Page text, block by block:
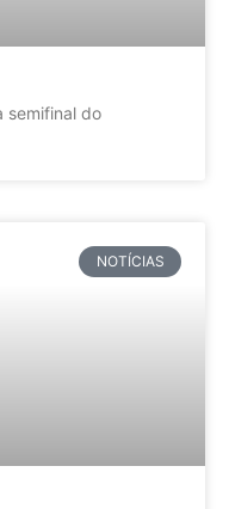
semifinal do
NOTÍCIAS